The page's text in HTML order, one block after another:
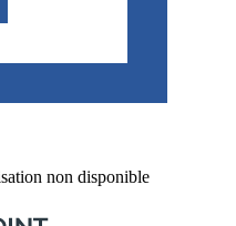
non disponible